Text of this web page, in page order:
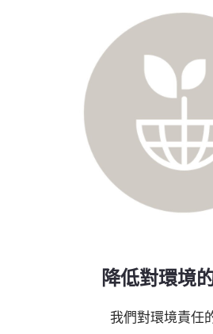
降低對環境
我們對環境責任